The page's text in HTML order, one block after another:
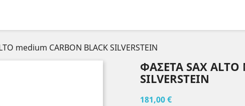
medium CARBON BLACK SILVERSTEIN
ΦΑΣΕΤΑ SAX ALTO
SILVERSTEIN
181,00 €